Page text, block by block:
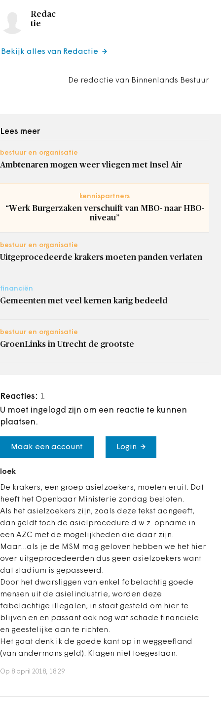
Redac
tie
De redactie van Binnenlands Bestuur
Bekijk alles van Redactie
Lees meer
bestuur en organisatie
Ambtenaren mogen weer vliegen met Insel Air
kennispartners
“Werk Burgerzaken verschuift van MBO- naar HBO-
niveau”
bestuur en organisatie
Uitgeprocedeerde krakers moeten panden verlaten
financiën
Gemeenten met veel kernen karig bedeeld
bestuur en organisatie
GroenLinks in Utrecht de grootste
Reacties: 1
U moet ingelogd zijn om een reactie te kunnen
plaatsen.
Maak een account Login
loek
De krakers, een groep asielzoekers, moeten eruit. Dat
heeft het Openbaar Ministerie zondag besloten.
Als het asielzoekers zijn, zoals deze tekst aangeeft,
dan geldt toch de asielprocedure d.w.z. opname in
een AZC met de mogelijkheden die daar zijn.
Maar...als je de MSM mag geloven hebben we het hier
over uitgeprocedeerden dus geen asielzoekers want
dat stadium is gepasseerd.
Door het dwarsliggen van enkel fabelachtig goede
mensen uit de asielindustrie, worden deze
fabelachtige illegalen, in staat gesteld om hier te
blijven en en passant ook nog wat schade financiële
en geestelijke aan te richten.
Het gaat denk ik de goede kant op in weggeefland
(van andermans geld). Klagen niet toegestaan.
Op 8 april 2018, 18:29